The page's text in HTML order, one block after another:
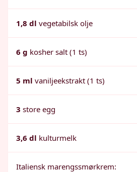
1,8 dl vegetabilsk olje
6 g kosher salt (1 ts)
5 ml vaniljeekstrakt (1 ts)
3 store egg
3,6 dl kulturmelk
Italiensk marengssmørkrem: